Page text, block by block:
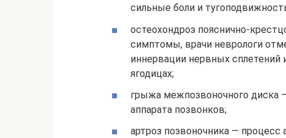
сильные боли и
остеохондроз пояснично-
симптомы, врачи неврологи
иннервации нервных сплетений
ягодицах;
грыжа межпозвоночного диска
аппарата позвонков;
артроз позвоночника —